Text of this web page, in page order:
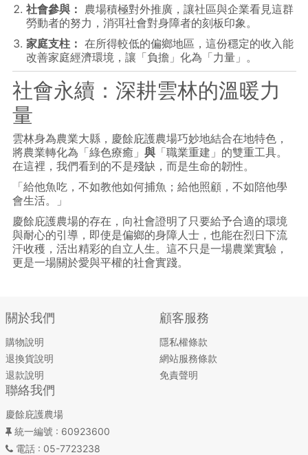
社會參與： 農場積極對外推廣，讓社區與企業看見這群
勞動者的努力，消弭社會對身障者的刻板印象。
家庭支柱： 在所得較低的偏鄉地區，這份穩定的收入能
改善家庭經濟環境，讓「負擔」化為「力量」。
社會永續：深耕雲林的溫暖力
量
雲林身為農業大縣，慶餘庇護農場巧妙地結合在地特色，
將農業轉化為「綠色療癒」 與「職業重建」的雙重工具。
在這裡，我們看到的不是殘缺，而是生命的韌性。
「給他魚吃，不如教他如何捕魚；給他照顧，不如陪他學
會生活。」
慶餘庇護農場的存在，向社會證明了只要給予合適的環境
與耐心的引導，即使是偏鄉的身障人士，也能在烈日下流
汗收穫，活出精彩的自立人生。這不只是一場農業實驗，
更是一場關於愛與平權的社會實踐。
關於我們
購物說明
退換貨說明
退款說明
顧客服務
隱私權條款
網站服務條款
免責聲明
聯絡我們
慶餘庇護農場
統一編號 : 60923600
電話: 05-7723238